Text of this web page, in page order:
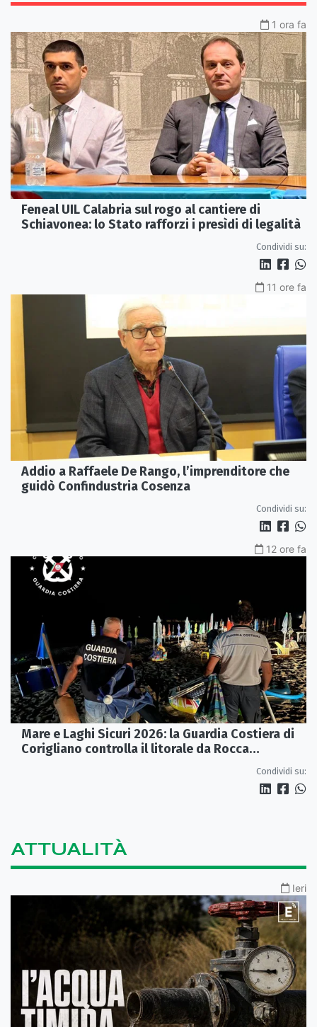
1 ora fa
Feneal UIL Calabria sul rogo al cantiere di
Schiavonea: lo Stato rafforzi i presìdi di legalità
Condividi su:
11 ore fa
Addio a Raffaele De Rango, l’imprenditore che
guidò Confindustria Cosenza
Condividi su:
12 ore fa
Mare e Laghi Sicuri 2026: la Guardia Costiera di
Corigliano controlla il litorale da Rocca
Condividi su:
ATTUALITÀ
Ieri